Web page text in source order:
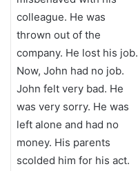
colleague. He was
thrown out of the
company. He lost his job.
Now, John had no job.
John felt very bad. He
was very sorry. He was
left alone and had no
money. His parents
scolded him for his act.